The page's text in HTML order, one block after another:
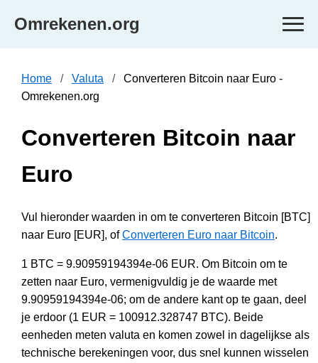
Omrekenen.org
Home Valuta
Converteren Bitcoin naar Euro -
Omrekenen.org
Converteren Bitcoin naar
Euro
Vul hieronder waarden in om te converteren Bitcoin [BTC]
naar Euro [EUR], ofConverteren Euro naar Bitcoin.
1 BTC = 9.90959194394e-06 EUR. Om Bitcoin om te
zetten naar Euro, vermenigvuldig je de waarde met
9.90959194394e-06; om de andere kant op te gaan, deel
je erdoor (1 EUR = 100912.328747 BTC). Beide
eenheden meten valuta en komen zowel in dagelijkse als
technische berekeningen voor, dus snel kunnen wisselen